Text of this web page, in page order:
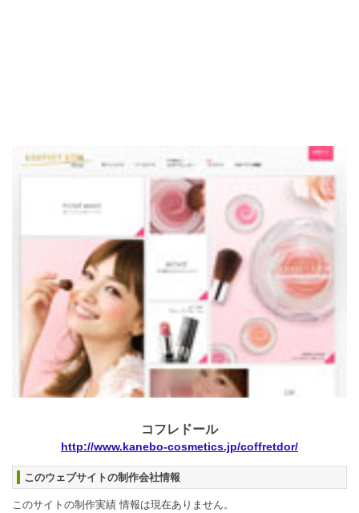
コフレドール
http://www.kanebo-cosmetics.jp/coffretdor/
このウェブサイトの制作会社情報
このサイトの制作実績 情報は現在ありません。